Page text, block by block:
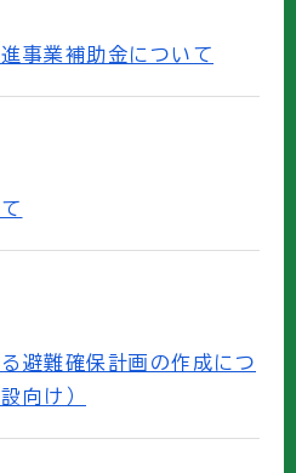
事業補助金について
避難確保計画の作成につ
向け）